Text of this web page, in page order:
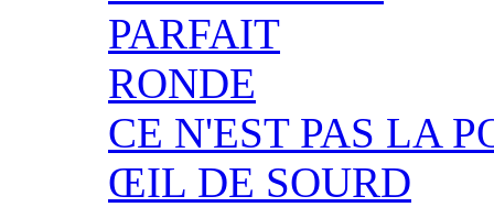
PARFAIT
RONDE
CE N'EST PAS LA
ŒIL DE SOURD